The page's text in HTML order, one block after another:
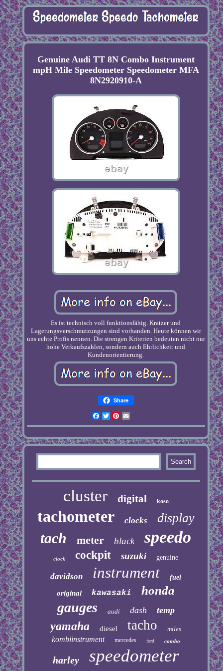
Genuine Audi TT 8N Combo Instrument
mpH Mile Speedometer Speedometer MFA
8N2920910-A
Es ist technisch voll funktionsfähig. Kratzer und
Lagerungsverschmutzungen sind vorhanden. Heute können wir
uns echte Profis nennen. Die strengen Kriterien bedeuten nicht nur
hohe Verkaufszahlen, sondern auch Ehrlichkeit und
Kundenorientierung.
Share
Facebook
TwitterPinterest
cluster digital koso
tachometer clocks display
tach meter black speedo
clock cockpit suzuki genuine
davidson instrument fuel
original kawasaki honda
gauges audi dash temp
yamaha diesel tacho miles
kombiinstrument mercedes ford combo
harley speedometer